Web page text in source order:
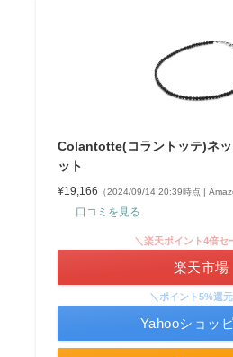
Colantotte(コラントッテ)ネ
ット
¥19,166 （2024/09/14 20:39時点 |
口コミを見る
＼楽天ポイント4倍セ
楽天市場
＼ポイント5%還
Yahooショッ